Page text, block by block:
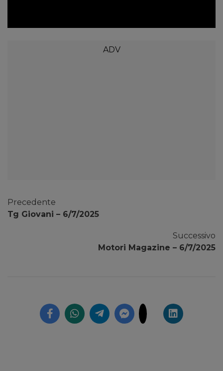
Precedente
Tg Giovani – 6/7/2025
Successivo
Motori Magazine – 6/7/2025